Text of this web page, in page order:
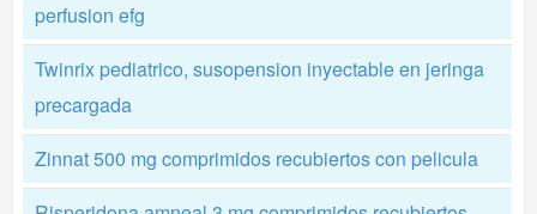
perfusion efg
Twinrix pediatrico, susopension inyectable en jeringa
precargada
Zinnat 500 mg comprimidos recubiertos con pelicula